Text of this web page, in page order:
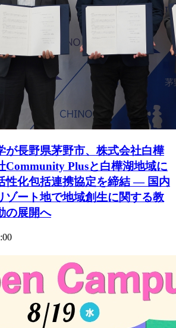
が長野県茅野市、株式会社白樺
Community Plusと白樺湖地域に
性化包括連携協定を締結 ― 国内
ゾート地で地域創生に関する教
の展開へ